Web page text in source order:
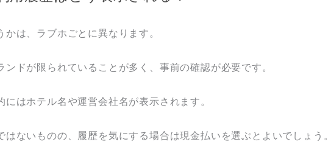
は、ラブホごとに異なります。
ドが限られていることが多く、事前の確認が必要です。
はホテル名や運営会社名が表示されます。
ないものの、履歴を気にする場合は現金払いを選ぶとよいでしょう